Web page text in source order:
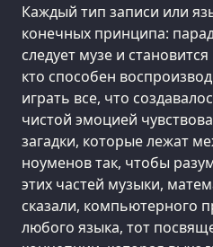
Каждый тип записи или
конечных принципа:
следует музе и
кто способен
играть все, что
чистой эмоцией
загадки, которые лежат
ноуменов так, чтобы
этих частей музыки,
сказали, компьютерного
любого языка, тот